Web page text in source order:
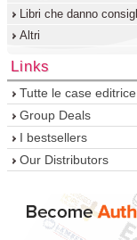
Libri che danno
Altri
Links
Tutte le case editrice
Group Deals
I bestsellers
Our Distributors